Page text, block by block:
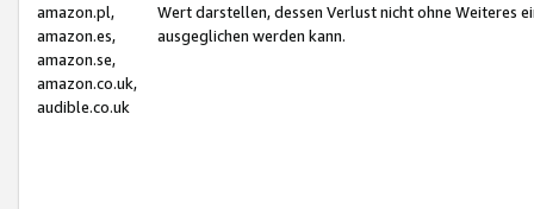
amazon.pl,
amazon.es,
amazon.se,
amazon.co.uk,
audible.co.uk
Wert darstellen, dessen Verlust nicht ohne Weiteres
ausgeglichen werden kann.